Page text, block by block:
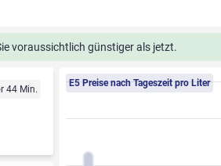
voraussichtlich günstiger als jetzt.
44 Min.
E5 Preise nach Tageszeit pro Liter